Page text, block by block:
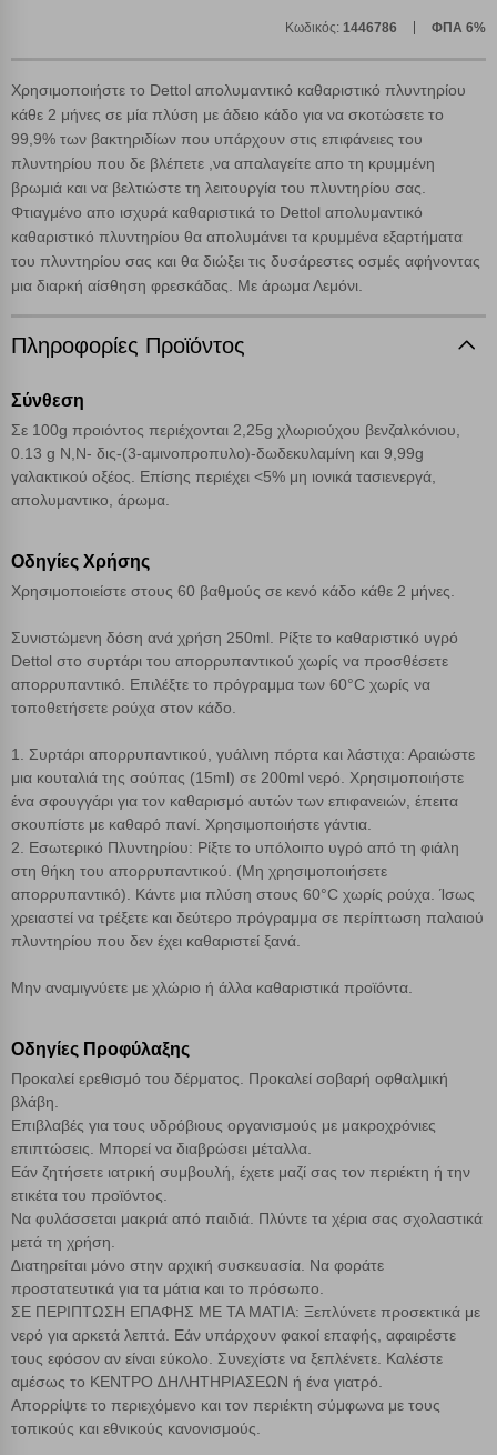
Κωδικός: 1446786 ΦΠΑ 6%
Χρησιμοποιήστε το Dettol απολυμαντικό καθαριστικό πλυντηρίου
κάθε 2 μήνες σε μία πλύση με άδειο κάδο για να σκοτώσετε το
99,9% των βακτηριδίων που υπάρχουν στις επιφάνειες του
πλυντηρίου που δε βλέπετε ,να απαλαγείτε απο τη κρυμμένη
βρωμιά και να βελτιώστε τη λειτουργία του πλυντηρίου σας.
Φτιαγμένο απο ισχυρά καθαριστικά το Dettol απολυμαντικό
καθαριστικό πλυντηρίου θα απολυμάνει τα κρυμμένα εξαρτήματα
του πλυντηρίου σας και θα διώξει τις δυσάρεστες οσμές αφήνοντας
μια διαρκή αίσθηση φρεσκάδας. Με άρωμα Λεμόνι.
Πληροφορίες Προϊόντος
Σύνθεση
Σε 100g προιόντος περιέχονται 2,25g χλωριούχου βενζαλκόνιου,
0.13 g Ν,Ν- δις-(3-αμινοπροπυλο)-δωδεκυλαμίνη και 9,99g
γαλακτικού οξέος. Επίσης περιέχει <5% μη ιονικά τασιενεργά,
απολυμαντικο, άρωμα.
Οδηγίες Χρήσης
Χρησιμοποιείστε στους 60 βαθμούς σε κενό κάδο κάθε 2 μήνες.
Συνιστώμενη δόση ανά χρήση 250ml. Ρίξτε το καθαριστικό υγρό
Dettol στο συρτάρι του απορρυπαντικού χωρίς να προσθέσετε
απορρυπαντικό. Επιλέξτε το πρόγραμμα των 60°C χωρίς να
τοποθετήσετε ρούχα στον κάδο.
1. Συρτάρι απορρυπαντικού, γυάλινη πόρτα και λάστιχα: Αραιώστε
μια κουταλιά της σούπας (15ml) σε 200ml νερό. Χρησιμοποιήστε
ένα σφουγγάρι για τον καθαρισμό αυτών των επιφανειών, έπειτα
σκουπίστε με καθαρό πανί. Χρησιμοποιήστε γάντια.
2. Εσωτερικό Πλυντηρίου: Ρίξτε το υπόλοιπο υγρό από τη φιάλη
στη θήκη του απορρυπαντικού. (Μη χρησιμοποιήσετε
απορρυπαντικό). Κάντε μια πλύση στους 60°C χωρίς ρούχα. Ίσως
χρειαστεί να τρέξετε και δεύτερο πρόγραμμα σε περίπτωση παλαιού
πλυντηρίου που δεν έχει καθαριστεί ξανά.
Μην αναμιγνύετε με χλώριο ή άλλα καθαριστικά προϊόντα.
Οδηγίες Προφύλαξης
Προκαλεί ερεθισμό του δέρματος. Προκαλεί σοβαρή οφθαλμική
βλάβη.
Επιβλαβές για τους υδρόβιους οργανισμούς με μακροχρόνιες
επιπτώσεις. Μπορεί να διαβρώσει μέταλλα.
Εάν ζητήσετε ιατρική συμβουλή, έχετε μαζί σας τον περιέκτη ή την
ετικέτα του προϊόντος.
Να φυλάσσεται μακριά από παιδιά. Πλύντε τα χέρια σας σχολαστικά
μετά τη χρήση.
∆ιατηρείται μόνο στην αρχική συσκευασία. Να φοράτε
προστατευτικά για τα μάτια και το πρόσωπο.
ΣΕ ΠΕΡΙΠΤΩΣΗ ΕΠΑΦΗΣ ΜΕ ΤΑ ΜΑΤΙΑ: Ξεπλύνετε προσεκτικά με
νερό για αρκετά λεπτά. Εάν υπάρχουν φακοί επαφής, αφαιρέστε
τους εφόσον αν είναι εύκολο. Συνεχίστε να ξεπλένετε. Καλέστε
αμέσως το ΚΕΝΤΡΟ ∆ΗΛΗΤΗΡΙΑΣΕΩΝ ή ένα γιατρό.
Απορρίψτε το περιεχόμενο και τον περιέκτη σύμφωνα με τους
τοπικούς και εθνικούς κανονισμούς.
προϊόντων.
Γράψτε τα προϊόντα που επιθυμείτε, με κόμμα ανάμεσά
τους, και κάντε κλικ στο κουμπί "Αναζήτηση". Θα
εμφανιστούν αποτελέσματα από όλες τις Κατηγορίες και
για κάθε προϊόν.
Ρυθμίσεις Cookies
Ενημέρωση
Κατά την απλή περιήγηση ή/και χρήση του ιστότοπου συλλέγουμε
αυτόματα δεδομένα σύνδεσης και πληροφορίες σχετικές με την
περιήγησή σας, οι οποίες είναι μη εξατομικευμένες και σπάνια
περιέχουν προσωποποιημένα χαρακτηριστικά που υποδεικνύουν την
ταυτότητά σας. Τα cookies είναι μικρά αρχεία κειμένου τα οποία,
μέσω του προγράμματος περιήγησης εγκαθίστανται στον υπολογιστή
ιστοσελίδα και βελτιώνοντας την εμπειρία περιήγησης ή, εφ΄ όσον το
επιλέξετε, απομνημονεύοντας τις προτιμήσεις σας. Η κατηγορία των
απολύτως απαραίτητων cookies για την ομαλή λειτουργία του
ιστότοπου είναι η μόνη ενεργοποιημένη. Έχετε τη δυνατότητα να
επιλέξετε τις λοιπές κατηγορίες κάνοντας κλικ στο σχετικό κουμπί
επάνω δεξιά, αφού ενημερωθείτε σχετικά. Ωστόσο θα πρέπει να
μπορεί να επηρεάσει την εμπειρία της περιήγησής σας ή/και της
χρήσης των υπηρεσιών μας.
Λειτουργικά cookies
Cookies στόχευσης
Cookies απόδοσης
Απολύτως απαραίτητα cookies Πάντα Ενεργό
Αποθήκευση ρυθμίσεων
Απόρριψη όλων